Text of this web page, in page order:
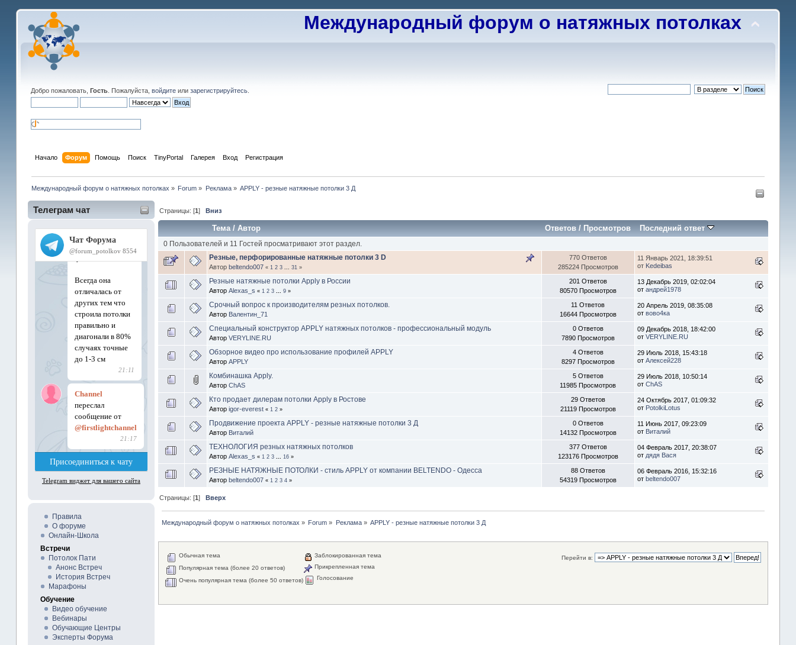
Международный форум о натяжных потолках
Добро пожаловать, Гость. Пожалуйста, войдитеили зарегистрируйтесь.
Начало Форум Помощь Поиск TinyPortal Галерея Вход Регистрация
Международный форум о натяжных потолках » Forum » Реклама» APPLY - резные натяжные потолки 3 Д
Телеграм чат
Правила
О форуме
Онлайн-Школа
Встречи
Потолок Пати
Анонс Встреч
История Встреч
Марафоны
Обучение
Видео обучение
Вебинары
Обучающие Центры
Эксперты Форума
Страницы: [1]Вниз
Тема / Автор Ответов/ Просмотров Последний ответ
0 Пользователей и 11 Гостей просматривают этот раздел.
Резные, перфорированные натяжные потолки 3 D
Автор beltendo007 « 1 2 3 31 »
770 Ответов
285224 Просмотров
11 Январь 2021, 18:39:51
от Kedeibas
Резные натяжные потолки Apply в России
Автор Alexas_s « 1 2 3 9»
201 Ответов
80570 Просмотров
13 Декабрь 2019, 02:02:04
от андрей1978
Срочный вопрос к производителям резных потолков.
Автор Валентин_71
11 Ответов
16644 Просмотров
20 Апрель 2019, 08:35:08
от вово4ка
Специальный конструктор APPLY натяжных потолков - профессиональный модуль
Автор VERYLINE.RU
0 Ответов
7890 Просмотров
09 Декабрь 2018, 18:42:00
от VERYLINE.RU
Обзорное видео про использование профилей APPLY
Автор АРРLY
4 Ответов
8297 Просмотров
29 Июль 2018, 15:43:18
от Алексей228
Комбинашка Apply.
Автор ChAS
5 Ответов
11985 Просмотров
29 Июль 2018, 10:50:14
от ChAS
Кто продает дилерам потолки Apply в Ростове
Автор igor-everest « 1 2»
29 Ответов
21119 Просмотров
24 Октябрь 2017, 01:09:32
от PotolkiLotus
Продвижение проекта APPLY - резные натяжные потолки 3 Д
Автор Виталий
0 Ответов
14132 Просмотров
11 Июнь 2017, 09:23:09
от Виталий
ТЕХНОЛОГИЯ резных натяжных потолков
Автор Alexas_s « 1 2 3 16»
377 Ответов
123176 Просмотров
04 Февраль 2017, 20:38:07
от дядя Вася
РЕЗНЫЕ НАТЯЖНЫЕ ПОТОЛКИ - стиль APPLY от компании BELTENDO - Одесса
Автор beltendo007 « 1 2 3 4»
88 Ответов
54319 Просмотров
06 Февраль 2016, 15:32:16
от beltendo007
Страницы: [1]Вверх
Международный форум о натяжных потолках » Forum » Реклама» APPLY - резные натяжные потолки 3 Д
Перейти в:
Обычная тема
Популярная тема (более 20 ответов)
Очень популярная тема (более 50 ответов)
Заблокированная тема
Прикрепленная тема
Голосование